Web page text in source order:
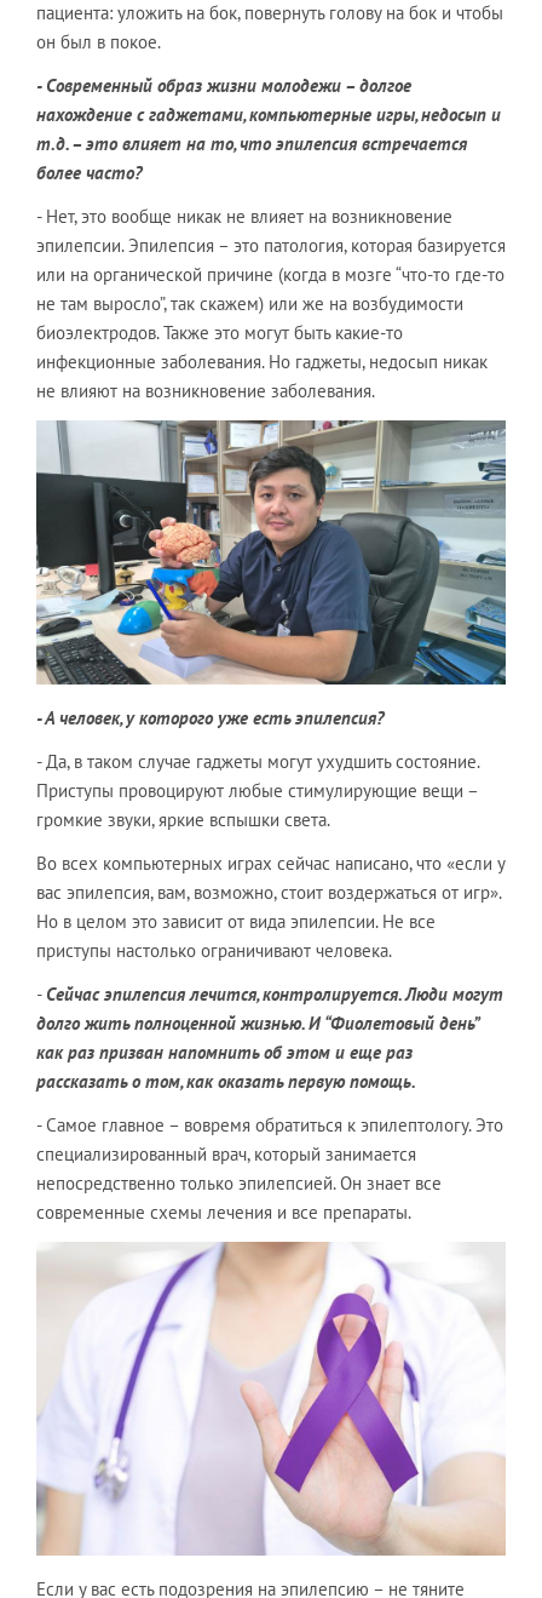
пациента: уложить на бок, повернуть голову на бок и чтобы
он был в покое.
- Современный образ жизни молодежи – долгое
нахождение с гаджетами, компьютерные игры, недосып и
т.д. – это влияет на то, что эпилепсия встречается
более часто?
- Нет, это вообще никак не влияет на возникновение
эпилепсии. Эпилепсия – это патология, которая базируется
или на органической причине (когда в мозге “что-то где-то
не там выросло”, так скажем) или же на возбудимости
биоэлектродов. Также это могут быть какие-то
инфекционные заболевания. Но гаджеты, недосып никак
не влияют на возникновение заболевания.
- А человек, у которого уже есть эпилепсия?
- Да, в таком случае гаджеты могут ухудшить состояние.
Приступы провоцируют любые стимулирующие вещи –
громкие звуки, яркие вспышки света.
Во всех компьютерных играх сейчас написано, что «если у
вас эпилепсия, вам, возможно, стоит воздержаться от игр».
Но в целом это зависит от вида эпилепсии. Не все
приступы настолько ограничивают человека.
- Сейчас эпилепсия лечится, контролируется. Люди могут
долго жить полноценной жизнью. И “Фиолетовый день”
как раз призван напомнить об этом и еще раз
рассказать о том, как оказать первую помощь.
- Самое главное – вовремя обратиться к эпилептологу. Это
специализированный врач, который занимается
непосредственно только эпилепсией. Он знает все
современные схемы лечения и все препараты.
Если у вас есть подозрения на эпилепсию – не тяните